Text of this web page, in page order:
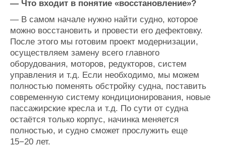
— Что входит в понятие «восстановление»?
— В самом начале нужно найти судно, которое
можно восстановить и провести его дефектовку.
После этого мы готовим проект модернизации,
осуществляем замену всего главного
оборудования, моторов, редукторов, систем
управления и т.д. Если необходимо, мы можем
полностью поменять обстройку судна, поставить
современную систему кондиционирования, новые
пассажирские кресла и т.д. По сути от судна
остаётся только корпус, начинка меняется
полностью, и судно сможет прослужить еще
15−20 лет.